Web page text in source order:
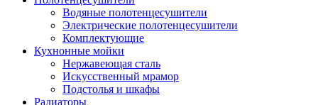
Водяные полотенцесушители
Электрические полотенцесушители
Комплектующие
Кухнонные мойки
Нержавеющая сталь
Искусственный мрамор
Подстолья и шкафы
Радиаторы